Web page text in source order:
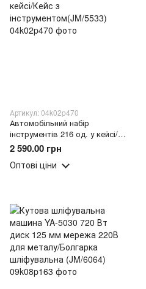
Артикул: 04k02p470
Автомобільний набір
інструментів 216 од. у кейсі/
Кейс з інструментом(JM/5533)
2 590.00 грн
Оптові ціни